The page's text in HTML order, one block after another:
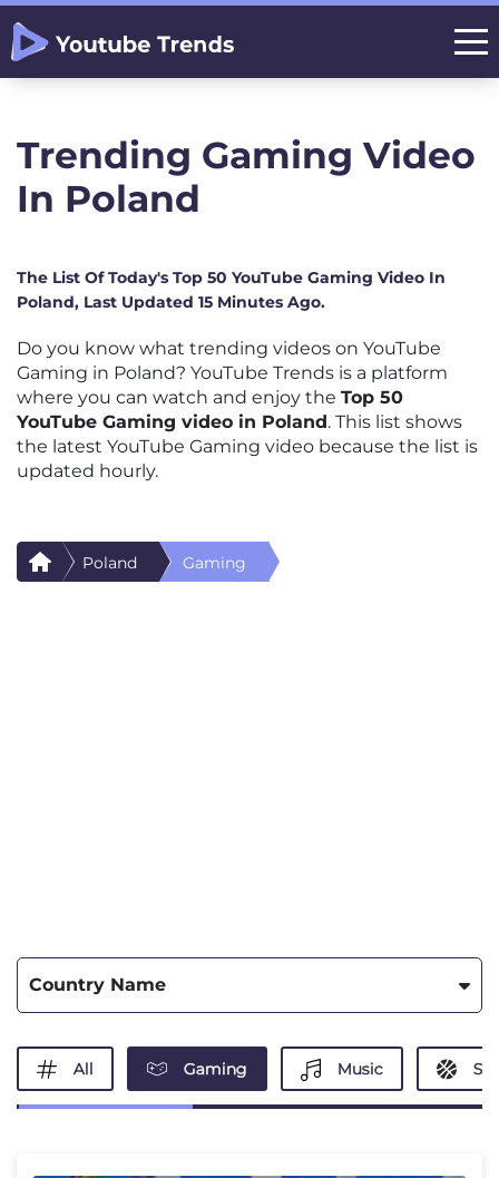
Trending Gaming Video
In Poland
The List Of Today's Top 50 YouTube Gaming Video In
Poland, Last Updated 15 Minutes Ago.
Do you know what trending videos on YouTube
Gaming in Poland? YouTube Trends is a platform
where you can watch and enjoy the Top 50
YouTube Gaming video in Poland. This list shows
the latest YouTube Gaming video because the list is
updated hourly.
Poland Gaming
Country Name
All Gaming Music